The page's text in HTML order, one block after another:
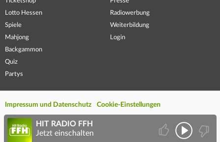
Lotto Hessen
Spiele
Mahjong
Backgammon
Quiz
Partys
Radiowerbung
Weiterbildung
Login
Impressum und Datenschutz Cookie-Einstellungen
HIT RADIO FFH
Jetzt einschalten